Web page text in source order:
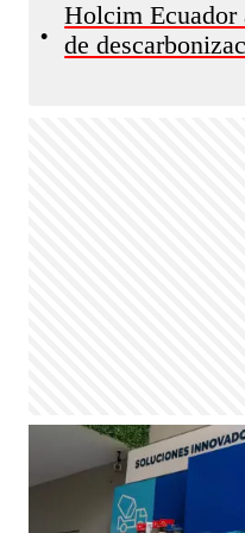
•
Holcim Ecuador
de